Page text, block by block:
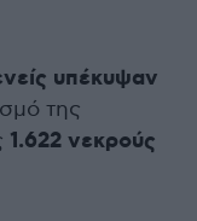
υπέκυψαν
της
1.622 νεκρούς